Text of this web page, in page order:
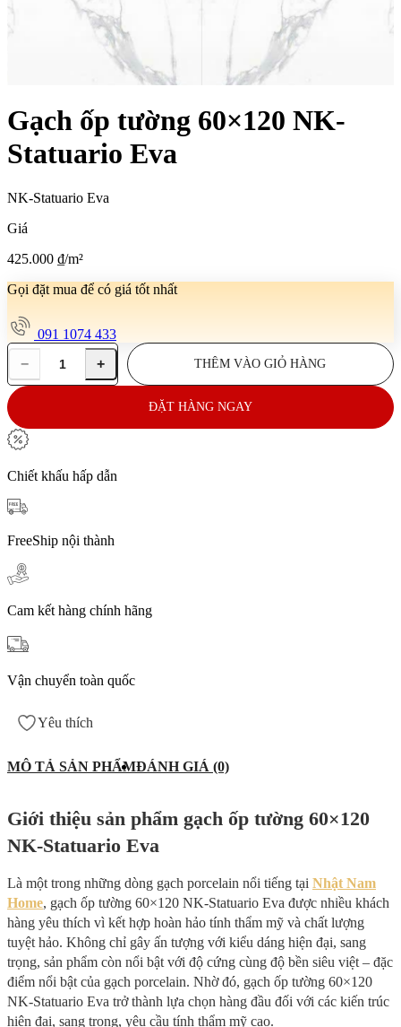
Gạch ốp tường 60×120 NK-
Statuario Eva
NK-Statuario Eva
Giá
425.000 ₫/m²
Gọi đặt mua để có giá tốt nhất
091 1074 433
Gạch
ốp
tường
60x120
NK-
Statuario
số
lượng
− + THÊM VÀO GIỎ HÀNG
ĐẶT HÀNG NGAY
Chiết khấu hấp dẫn
FreeShip nội thành
Cam kết hàng chính hãng
Vận chuyển toàn quốc
Yêu thích
MÔ TẢ SẢN PHẨMĐÁNH GIÁ (0)
Giới thiệu sản phẩm gạch ốp tường 60×120
NK-Statuario Eva
Là một trong những dòng gạch porcelain nổi tiếng tại Nhật Nam
Home, gạch ốp tường 60×120 NK-Statuario Eva được nhiều khách
hàng yêu thích vì kết hợp hoàn hảo tính thẩm mỹ và chất lượng
tuyệt hảo. Không chỉ gây ấn tượng với kiểu dáng hiện đại, sang
trọng, sản phẩm còn nổi bật với độ cứng cùng độ bền siêu việt – đặc
điểm nổi bật của gạch porcelain. Nhờ đó, gạch ốp tường 60×120
NK-Statuario Eva trở thành lựa chọn hàng đầu đối với các kiến trúc
hiện đại, sang trọng, yêu cầu tính thẩm mỹ cao.